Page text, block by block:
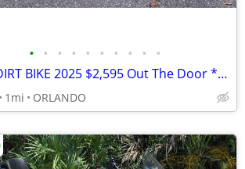
• • • • • • • • • •
250cc DIRT BIKE 2025 $2,595 Out The Door *BRAND NEW*
1mi ORLANDO